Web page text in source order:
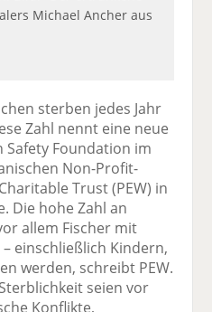
Michael Ancher aus
sterben jedes Jahr
Zahl nennt eine neue
Safety Foundation im
Non-Profit-
Trust (PEW) in
Die hohe Zahl an
allem Fischer mit
einschließlich Kindern,
werden, schreibt PEW.
seien vor
Konflikte,